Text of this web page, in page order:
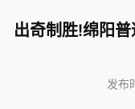
出奇制胜!绵阳
发布